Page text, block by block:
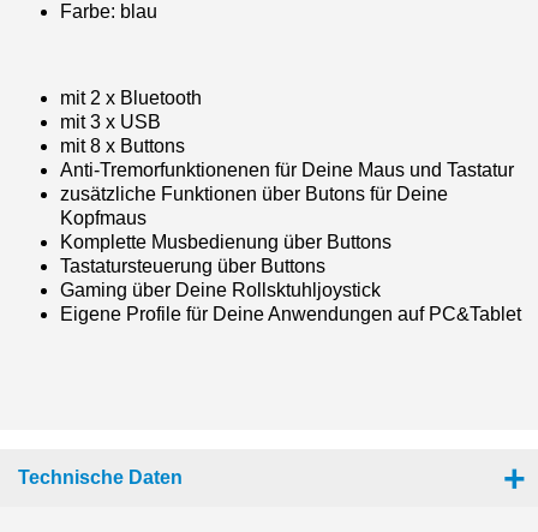
Farbe: blau
mit 2 x Bluetooth
mit 3 x USB
mit 8 x Buttons
Anti-Tremorfunktionenen für Deine Maus und Tastatur
zusätzliche Funktionen über Butons für Deine
Kopfmaus
Komplette Musbedienung über Buttons
Tastatursteuerung über Buttons
Gaming über Deine Rollsktuhljoystick
Eigene Profile für Deine Anwendungen auf PC&Tablet
Technische Daten